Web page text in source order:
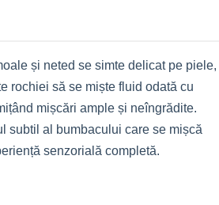
și neted se simte delicat pe piele,
rochiei să se miște fluid odată cu
mișcări ample și neîngrădite.
subtil al bumbacului care se mișcă
senzorială completă.